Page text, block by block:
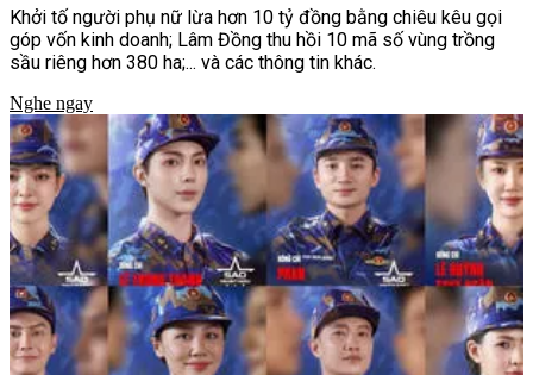
Khởi tố người phụ nữ lừa hơn 10 tỷ đồng bằng chiêu kêu gọi
góp vốn kinh doanh; Lâm Đồng thu hồi 10 mã số vùng trồng
sầu riêng hơn 380 ha;... và các thông tin khác.
Nghe ngay